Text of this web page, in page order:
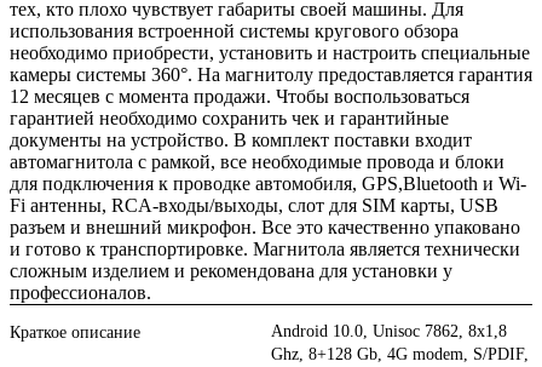
тех, кто плохо чувствует габариты своей машины. Для
использования встроенной системы кругового обзора
необходимо приобрести, установить и настроить специальные
камеры системы 360°. На магнитолу предоставляется гарантия
12 месяцев с момента продажи. Чтобы воспользоваться
гарантией необходимо сохранить чек и гарантийные
документы на устройство. В комплект поставки входит
автомагнитола с рамкой, все необходимые провода и блоки
для подключения к проводке автомобиля, GPS,Bluetooth и Wi-
Fi антенны, RCA-входы/выходы, слот для SIM карты, USB
разъем и внешний микрофон. Все это качественно упаковано
и готово к транспортировке. Магнитола является технически
сложным изделием и рекомендована для установки у
профессионалов.
Краткое описание
Android 10.0, Unisoc 7862, 8х1,8
Ghz, 8+128 Gb, 4G modem, S/PDIF,